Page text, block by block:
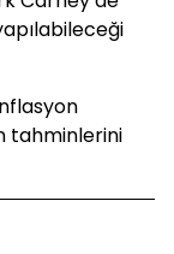
tahminlerini